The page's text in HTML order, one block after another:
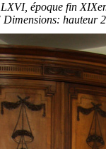
époque fin
hauteur